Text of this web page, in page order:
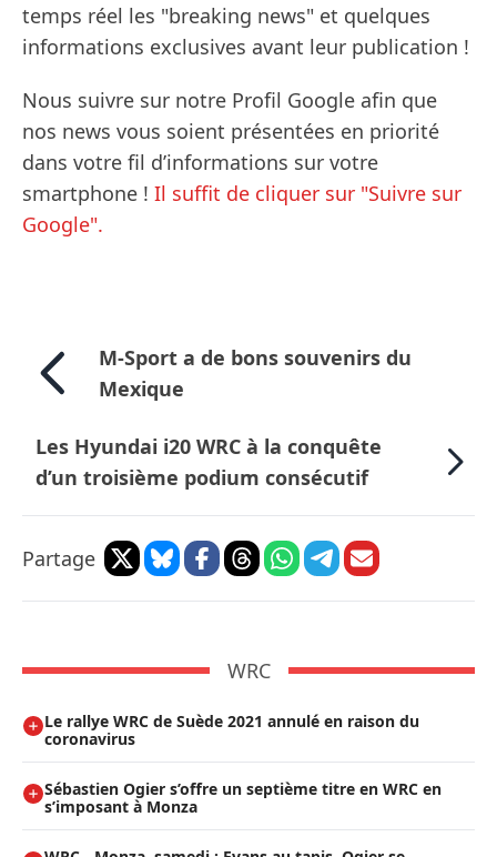
temps réel les "breaking news" et quelques
informations exclusives avant leur publication !
Nous suivre sur notre Profil Google afin que
nos news vous soient présentées en priorité
dans votre fil d’informations sur votre
smartphone ! Il suffit de cliquer sur "Suivre sur
Google".
M-Sport a de bons souvenirs du
Mexique
Les Hyundai i20 WRC à la conquête
d’un troisième podium consécutif
Partage
WRC
Le rallye WRC de Suède 2021 annulé en raison du
coronavirus
Sébastien Ogier s’offre un septième titre en WRC en
s’imposant à Monza